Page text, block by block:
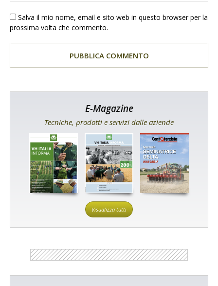
Salva il mio nome, email e sito web in questo browser per la
prossima volta che commento.
E-Magazine
Tecniche, prodotti e servizi dalle aziende
Visualizza tutti